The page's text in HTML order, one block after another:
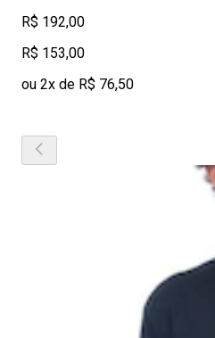
R$ 192,00
R$ 153,00
ou 2x de R$ 76,50